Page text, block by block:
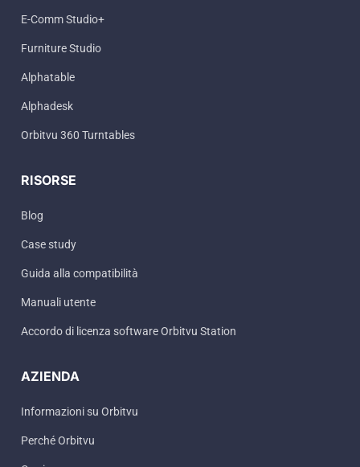
E-Comm Studio+
Furniture Studio
Alphatable
Alphadesk
Orbitvu 360 Turntables
RISORSE
Blog
Case study
Guida alla compatibilità
Manuali utente
Accordo di licenza software Orbitvu Station
AZIENDA
Informazioni su Orbitvu
Perché Orbitvu